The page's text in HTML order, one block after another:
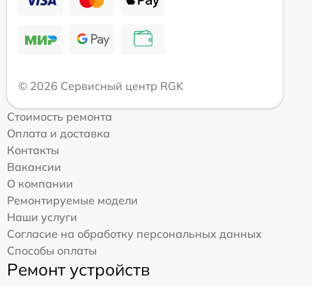
© 2026 Сервисный центр RGK
Стоимость ремонта
Оплата и доставка
Контакты
Вакансии
О компании
Ремонтируемые модели
Наши услуги
Согласие на обработку персональных данных
Способы оплаты
Ремонт устройств